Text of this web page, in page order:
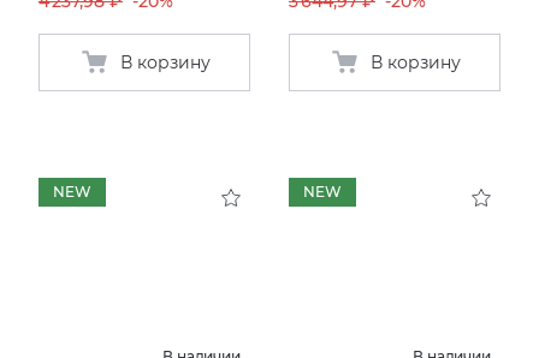
В корзину В корзину
NEW NEW